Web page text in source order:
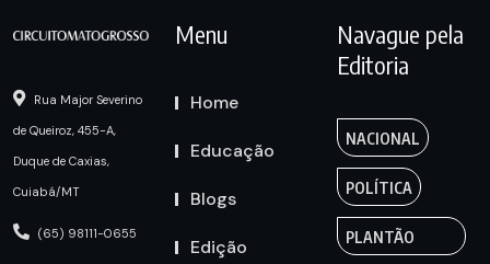
Rua Major Severino
de Queiroz, 455-A,
Duque de Caxias,
Cuiabá/MT
(65) 98111-0655
Menu
Home
Educação
Blogs
Edição
Navague pela
Editoria
NACIONAL
POLÍTICA
PLANTÃO